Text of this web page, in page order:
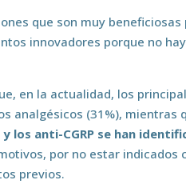
que son muy
innovadores porque no
en la actualidad, los
analgésicos (31%), mientras
los anti-CGRP se han
por no estar
previos.